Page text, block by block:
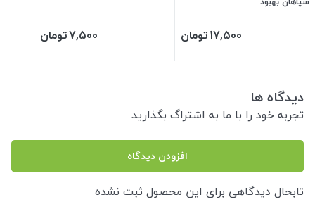
17,500تومان 7,500تومان
دیدگاه ها
تجربه خود را با ما به اشتراگ بگذارید
افزودن دیدگاه
تابحال دیدگاهی برای این محصول ثبت نشده